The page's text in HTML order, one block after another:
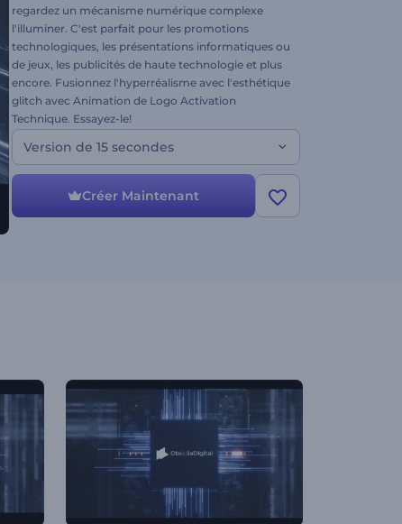
regardez un mécanisme numérique complexe
l'illuminer. C'est parfait pour les promotions
technologiques, les présentations informatiques ou
de jeux, les publicités de haute technologie et plus
encore. Fusionnez l'hyperréalisme avec l'esthétique
glitch avec Animation de Logo Activation
Technique. Essayez-le!
Version de 15 secondes
Créer Maintenant